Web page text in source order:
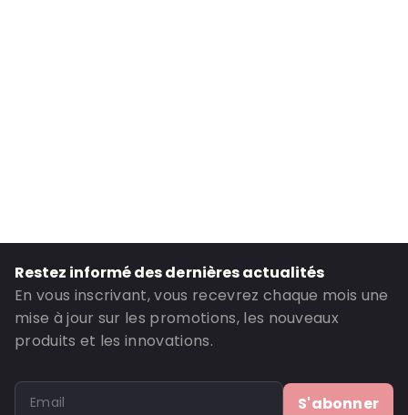
Restez informé des dernières actualités
En vous inscrivant, vous recevrez chaque mois une
mise à jour sur les promotions, les nouveaux
produits et les innovations.
S'abonner